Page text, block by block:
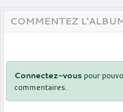
COMMENTEZ
Connectez-vous pour
commentaires.